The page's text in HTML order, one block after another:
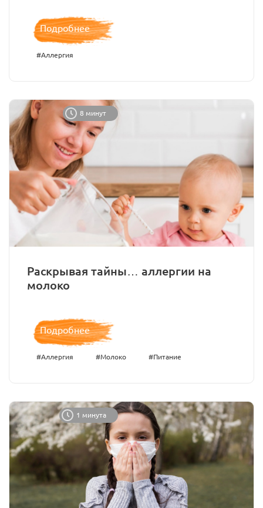
Подробнее
#Аллергия
8 минут
Раскрывая тайны… аллергии на
молоко
Подробнее
#Аллергия #Молоко #Питание
1 минута